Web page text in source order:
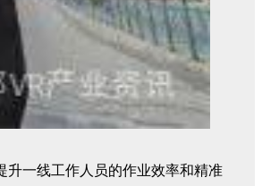
一线工作人员的作业效率和精准